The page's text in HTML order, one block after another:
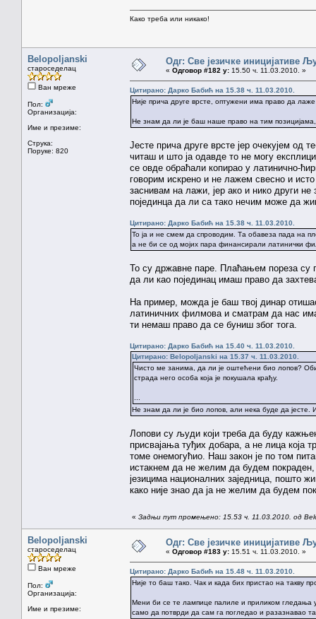
Како треба или никако!
Belopoljanski
староседелац
Ван мреже
Пол:
Организација:
Име и презиме:
Струка:
Поруке: 820
Одг: Све језичке иницијативе
« Одговор #182 у: 15.50 ч. 11.03.2010. »
Цитирано: Дарко Бабић на 15.38 ч. 11.03.2010.
Није прича друге врсте, оптужени има право да лаже
Не знам да ли је баш наше право на тим позицијама,
Јесте прича друге врсте јер очекујем од
читаш и што ја одавде то не могу
се овде обраћали копирао у латинично-
говорим искрено и не лажем свесно и исто
заснивам на лажи, јер ако и нико други
појединца да ли са тако нечим може да
Цитирано: Дарко Бабић на 15.38 ч. 11.03.2010.
То ја и не смем да спроводим. Та обавеза пада на
а не би се од мојих пара финансирали латинички
То су државне паре. Плаћањем пореза су
да ли као појединац имаш право да
На пример, можда је баш твој динар
латиничних филмова и сматрам да нас
ти немаш право да се буниш због тога.
Цитирано: Дарко Бабић на 15.40 ч. 11.03.2010.
Цитирано: Belopoljanski на 15.37 ч. 11.03.2010.
Чисто ме занима, да ли је оштећени био лопов?
страда него особа која је покушала крађу.
Не знам да ли је био лопов, али нека буде да јесте.
Лопови су људи који треба да буду
присвајања туђих добара, а не лица која
томе онемогућио. Наш закон је по том
истакнем да не желим да будем
језицима националних заједница, пошто
како није знао да ја не желим да будем
« Задњи пут промењено: 15.53 ч. 11.03.2010. од
Belopoljanski
староседелац
Ван мреже
Пол:
Организација:
Име и презиме:
Одг: Све језичке иницијативе
« Одговор #183 у: 15.51 ч. 11.03.2010. »
Цитирано: Дарко Бабић на 15.48 ч. 11.03.2010.
Није то баш тако. Чак и када бих пристао на такву
Мени би се те лампице палиле и приликом гледања
само да потврди да сам га погледао и разазнавао